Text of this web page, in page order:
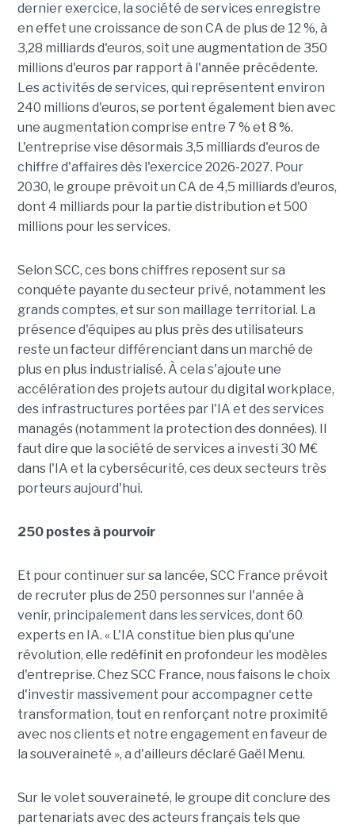
dernier exercice, la société de services enregistre
en effet une croissance de son CA de plus de 12 %, à
3,28 milliards d'euros, soit une augmentation de 350
millions d'euros par rapport à l'année précédente.
Les activités de services, qui représentent environ
240 millions d'euros, se portent également bien avec
une augmentation comprise entre 7 % et 8 %.
L'entreprise vise désormais 3,5 milliards d'euros de
chiffre d'affaires dès l'exercice 2026-2027. Pour
2030, le groupe prévoit un CA de 4,5 milliards d'euros,
dont 4 milliards pour la partie distribution et 500
millions pour les services.
Selon SCC, ces bons chiffres reposent sur sa
conquête payante du secteur privé, notamment les
grands comptes, et sur son maillage territorial. La
présence d'équipes au plus près des utilisateurs
reste un facteur différenciant dans un marché de
plus en plus industrialisé. À cela s'ajoute une
accélération des projets autour du digital workplace,
des infrastructures portées par l'IA et des services
managés (notamment la protection des données). Il
faut dire que la société de services a investi 30 M€
dans l'IA et la cybersécurité, ces deux secteurs très
porteurs aujourd'hui.
250 postes à pourvoir
Et pour continuer sur sa lancée, SCC France prévoit
de recruter plus de 250 personnes sur l'année à
venir, principalement dans les services, dont 60
experts en IA. « L'IA constitue bien plus qu'une
révolution, elle redéfinit en profondeur les modèles
d'entreprise. Chez SCC France, nous faisons le choix
d'investir massivement pour accompagner cette
transformation, tout en renforçant notre proximité
avec nos clients et notre engagement en faveur de
la souveraineté », a d'ailleurs déclaré Gaël Menu.
Sur le volet souveraineté, le groupe dit conclure des
partenariats avec des acteurs français tels que